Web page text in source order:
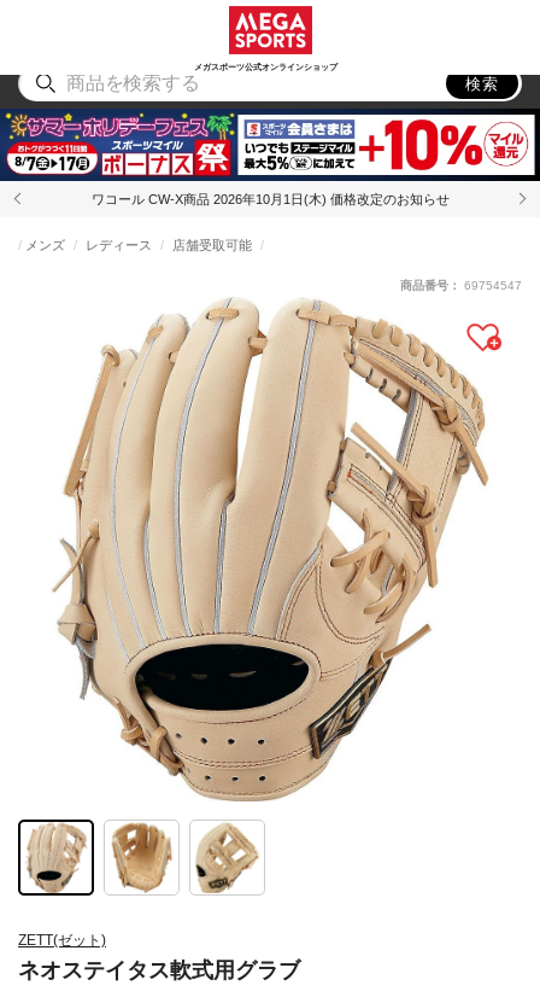
メガスポーツ公式オンラインショップ
アウトドア
検索
ワコール CW-X商品 2026年10月1日(木) 価格改定のお知らせ
ZETT(ゼット)
ネオステイタス軟式用グラブ
メンズ レディース 店舗受取可能
商品番号： 69754547